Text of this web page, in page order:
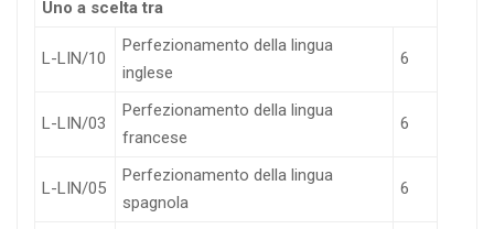
Uno a scelta tra
L-LIN/10
Perfezionamento della lingua
inglese
6
L-LIN/03
Perfezionamento della lingua
francese
6
L-LIN/05
Perfezionamento della lingua
spagnola
6